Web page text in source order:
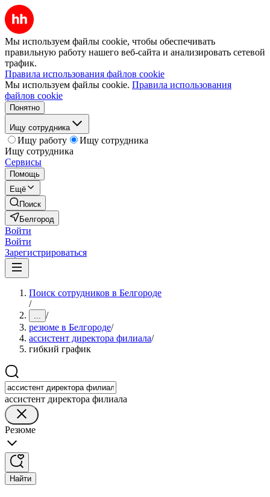
Мы используем файлы cookie, чтобы обеспечивать
правильную работу нашего веб-сайта и анализировать сетевой
трафик.
Правила использования файлов cookie
Мы используем файлы cookie. Правила использования
файлов cookie
Понятно
Ищу сотрудника
Ищу работу
Ищу сотрудника
Ищу сотрудника
Сервисы
Помощь
Ещё
Поиск
Белгород
Войти
Войти
Зарегистрироваться
Поиск сотрудников в Белгороде
/
... /
резюме в Белгороде/
ассистент директора филиала/
гибкий график
ассистент директора филиала
Резюме
Найти